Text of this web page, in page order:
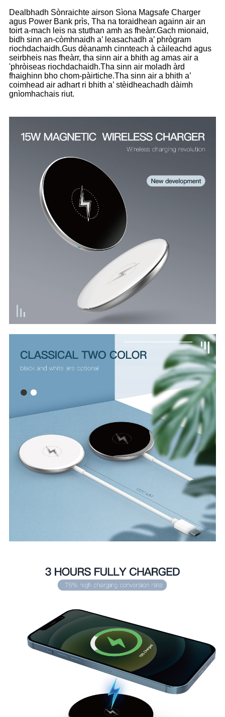
Dealbhadh Sònraichte airson Sìona Magsafe Charger
agus Power Bank prìs, Tha na toraidhean againn air an
toirt a-mach leis na stuthan amh as fheàrr.Gach mionaid,
bidh sinn an-còmhnaidh a’ leasachadh a’ phrògram
riochdachaidh.Gus dèanamh cinnteach à càileachd agus
seirbheis nas fheàrr, tha sinn air a bhith ag amas air a
'phròiseas riochdachaidh.Tha sinn air moladh àrd
fhaighinn bho chom-pàirtiche.Tha sinn air a bhith a’
coimhead air adhart ri bhith a’ stèidheachadh dàimh
gnìomhachais riut.